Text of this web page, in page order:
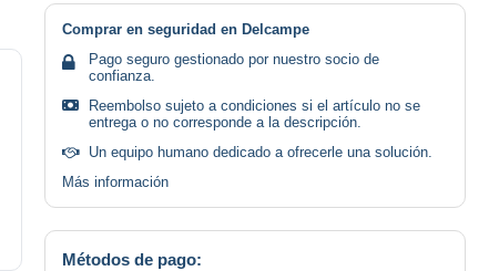
Comprar en seguridad en Delcampe
Pago seguro gestionado por nuestro socio de
confianza.
Reembolso sujeto a condiciones si el artículo no se
entrega o no corresponde a la descripción.
Un equipo humano dedicado a ofrecerle una solución.
Más información
Métodos de pago: